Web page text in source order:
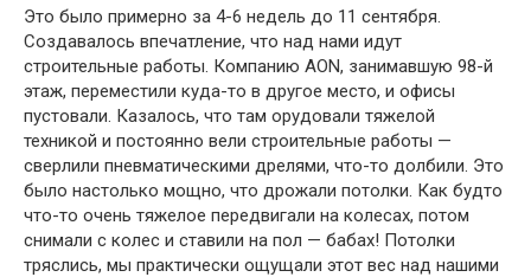
Это было примерно за 4-6 недель до 11 сентября.
Создавалось впечатление, что над нами идут
строительные работы. Компанию AON, занимавшую 98-й
этаж, переместили куда-то в другое место, и офисы
пустовали. Казалось, что там орудовали тяжелой
техникой и постоянно вели строительные работы —
сверлили пневматическими дрелями, что-то долбили. Это
было настолько мощно, что дрожали потолки. Как будто
что-то очень тяжелое передвигали на колесах, потом
снимали с колес и ставили на пол — бабах! Потолки
тряслись, мы практически ощущали этот вес над нашими